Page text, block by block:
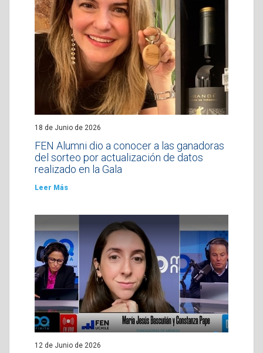
18 de Junio de 2026
FEN Alumni dio a conocer a las ganadoras
del sorteo por actualización de datos
realizado en la Gala
Leer Más
12 de Junio de 2026